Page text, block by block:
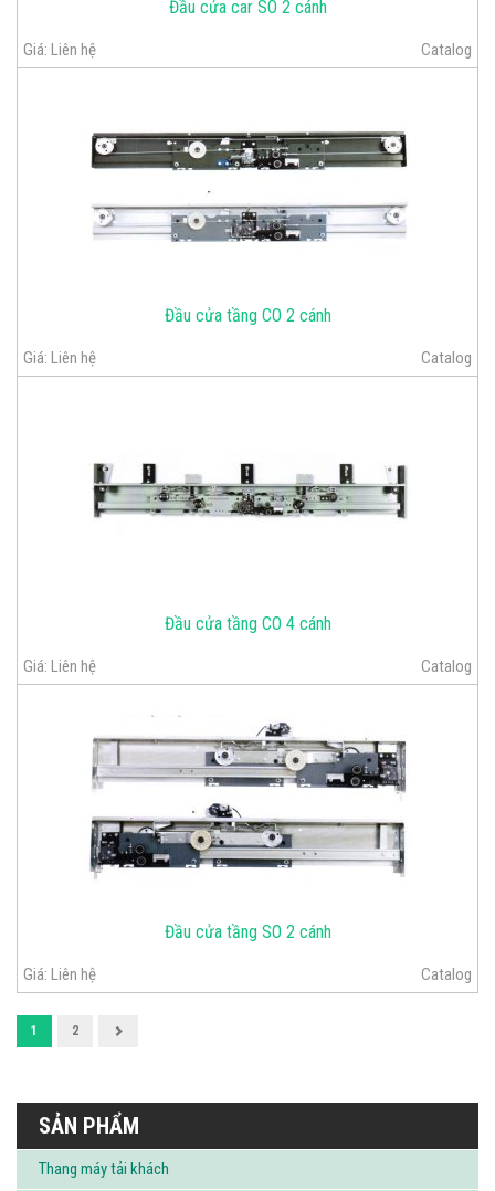
Đầu cửa car SO 2 cánh
Giá: Liên hệ Catalog
Đầu cửa tầng CO 2 cánh
Giá: Liên hệ Catalog
Đầu cửa tầng CO 4 cánh
Giá: Liên hệ Catalog
Đầu cửa tầng SO 2 cánh
Giá: Liên hệ Catalog
Điều
bài
viết
1 2
SẢN PHẨM
Thang máy tải khách